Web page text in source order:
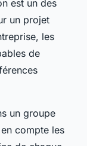
est un des
un projet
les
de
un groupe
compte les